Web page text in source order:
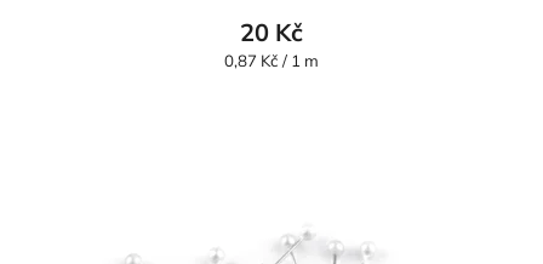
20 Kč
Měrná
0,87 Kč / 1 m